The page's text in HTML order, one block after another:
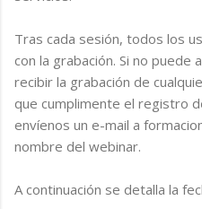
Tras cada sesión, todos los
con la grabación. Si no
recibir la grabación de
que cumplimente el registro
envíenos un e-mail a
nombre del webinar.
A continuación se detalla la